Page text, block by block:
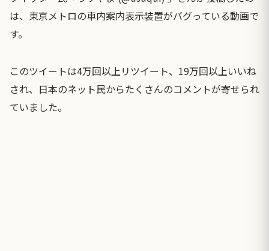
は、東京メトロの車内案内表示装置がバグっている動画で
す。
このツイートは4万回以上リツイート、19万回以上いいね
され、日本のネット民からたくさんのコメントが寄せられ
ていました。